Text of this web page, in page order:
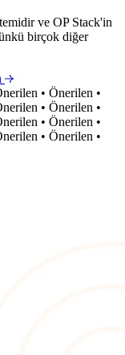
ve OP Stack'in
birçok diğer
• Önerilen •
• Önerilen •
• Önerilen •
• Önerilen •